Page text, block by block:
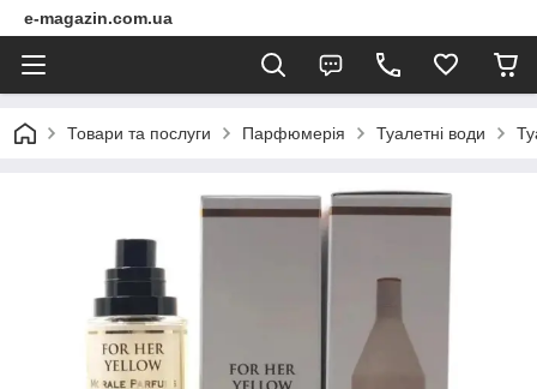
e-magazin.com.ua
Товари та послуги Парфюмерія Туалетні води